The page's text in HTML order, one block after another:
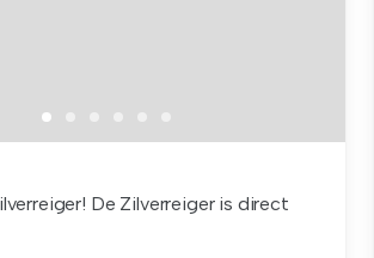
De Zilverreiger is direct